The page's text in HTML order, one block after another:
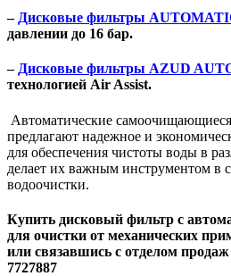
– Дисковые фильтры
давлении до 16 бар.
– Дисковые фильтры AZUD
технологией Air Assist.
Автоматические
предлагают надежное и
для обеспечения чистоты воды в
делает их важным инструментом в
водоочистки.
Купить дисковый фильтр с
для очистки от механических
или связавшись с отделом
7727887